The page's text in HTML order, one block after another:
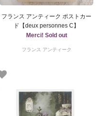
フランス アンティーク ポストカー
ド【deux personnes C】
Merci! Sold out
フランス アンティーク